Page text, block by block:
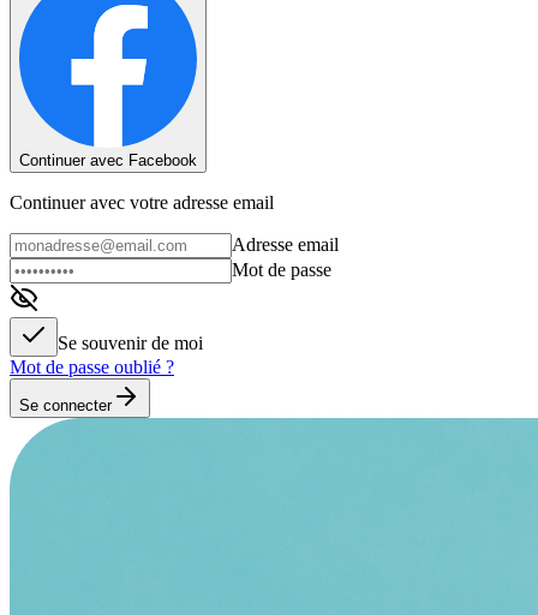
Continuer avec Facebook
Continuer avec votre adresse email
Adresse email
Mot de passe
Se souvenir de moi
Mot de passe oublié ?
Se connecter